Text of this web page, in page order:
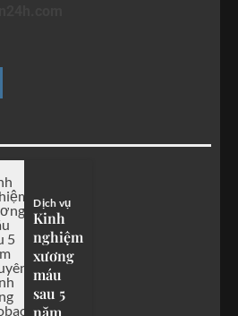
Dịch vụ
Kinh
nghiệm
xương
máu
sau 5
năm